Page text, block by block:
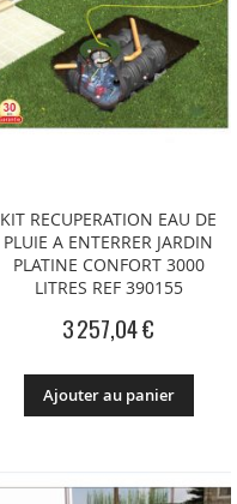
KIT RECUPERATION EAU DE
PLUIE A ENTERRER JARDIN
PLATINE CONFORT 3000
LITRES REF 390155
3 257,04 €
Ajouter au panier